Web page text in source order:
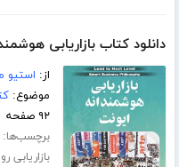
دانلود کتاب بازاریابی
از: استیو
موضوع:
۹۲ صفحه
برچسب‌ها:
بازاریابی